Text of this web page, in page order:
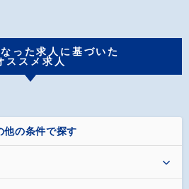
った求人に基づいた
ススメ求人
他の条件で探す